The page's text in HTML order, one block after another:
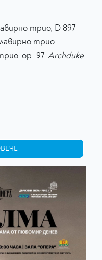
трио, D 897
трио
op. 97, Archduke